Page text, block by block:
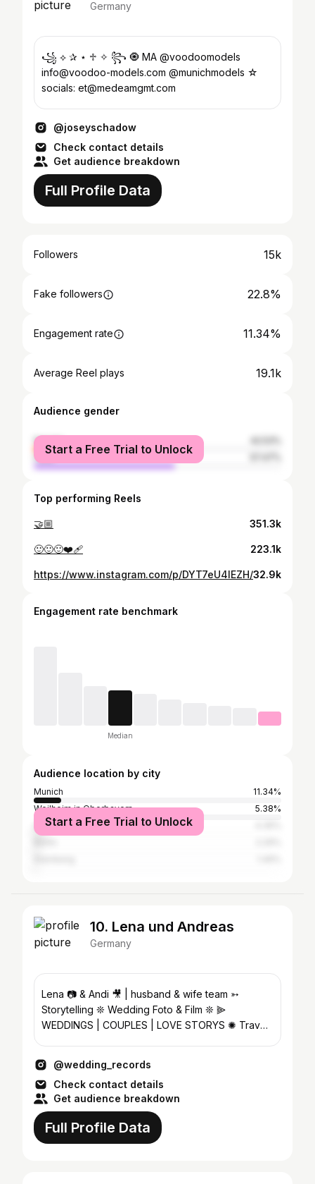
Germany
꧁ ⟡ ✰ ⋆ ♱ ✧ ꧂ 🧿 MA @voodoomodels
info@voodoo-models.com @munichmodels ☆
socials: et@medeamgmt.com
@joseyschadow
Check contact details
Get audience breakdown
Full Profile Data
Followers 15k
Fake followers 22.8%
Engagement rate 11.34%
Average Reel plays 19.1k
Audience gender
female
male
Start a Free Trial to Unlock
Top performing Reels
🤝🏼 351.3k
🙂🙂🙂❤️‍🩹 223.1k
https://www.instagram.com/p/DYT7eU4IEZH/32.9k
Engagement rate benchmark
Median
Audience location by city
Munich
11.34%
Weilheim in Oberbayern
5.38%
Garmisch-Partenkirchen
Start a Free Trial to Unlock
10. Lena und Andreas
Germany
Lena 📷 & Andi 🎥 | husband & wife team ➳
Storytelling ❊ Wedding Foto & Film ❊ ⫸
WEDDINGS | COUPLES | LOVE STORYS ✺ Travel
@wedding_records
Check contact details
Get audience breakdown
Full Profile Data